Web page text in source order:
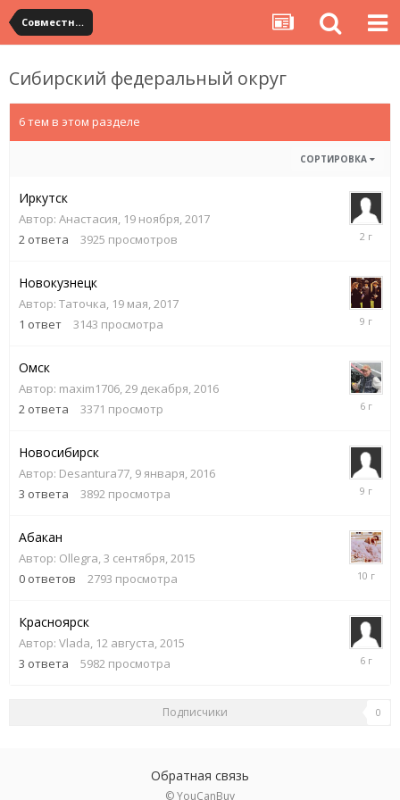
Совместные посылки YouCanBuy
Сибирский федеральный округ
6 тем в этом разделе
СОРТИРОВКА
Иркутск
Автор: Анастасия, 19 ноября, 2017
2 ответа 3925 просмотров
28
Новокузнецк
Автор: Таточка, 19 мая, 2017
1 ответ 3143 просмотра
14
Омск
Автор: maxim1706,29 декабря, 2016
2 ответа 3371 просмотр
Новосибирск
Автор: Desantura77, 9 января, 2016
3 ответа 3892 просмотра
28
Абакан
Автор: Ollegra,3 сентября, 2015
0 ответов 2793 просмотра
Красноярск
Автор: Vlada, 12 августа, 2015
3 ответа 5982 просмотра
22
Подписчики
0
Обратная связь
© YouCanBuy